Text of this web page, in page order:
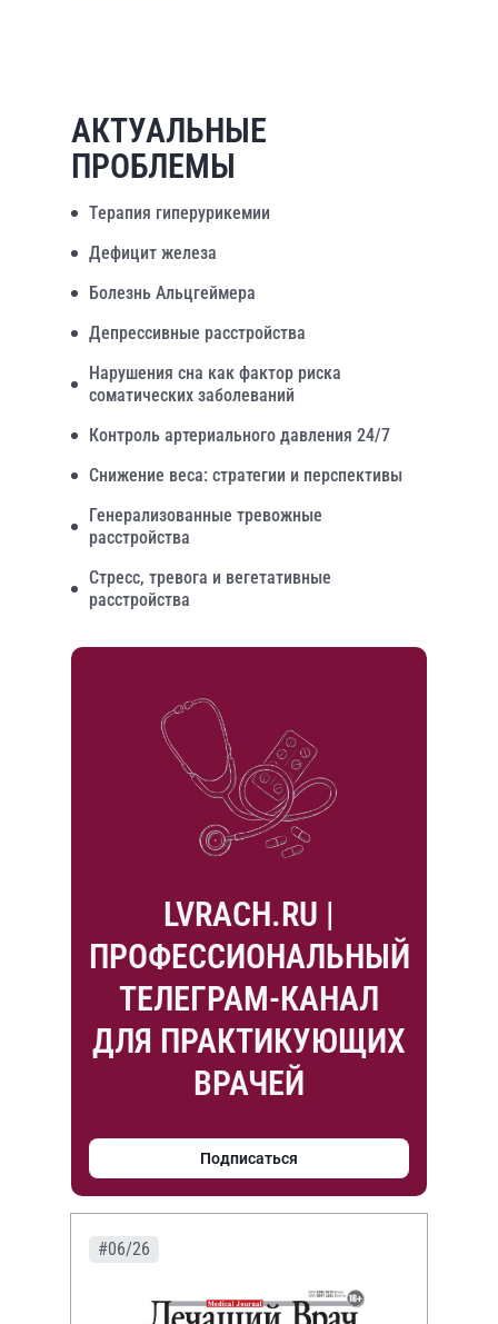
АКТУАЛЬНЫЕ
ПРОБЛЕМЫ
Терапия гиперурикемии
Дефицит железа
Болезнь Альцгеймера
Депрессивные расстройства
Нарушения сна как фактор риска
соматических заболеваний
Контроль артериального давления 24/7
Снижение веса: стратегии и перспективы
Генерализованные тревожные
расстройства
Стресс, тревога и вегетативные
расстройства
LVRACH.RU |
ПРОФЕССИОНАЛЬНЫЙ
ТЕЛЕГРАМ-КАНАЛ
ДЛЯ ПРАКТИКУЮЩИХ
ВРАЧЕЙ
Подписаться
#06/26